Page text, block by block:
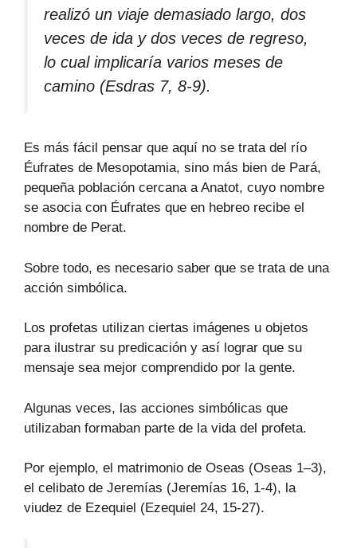
realizó un viaje demasiado largo, dos
veces de ida y dos veces de regreso,
lo cual implicaría varios meses de
camino (Esdras 7, 8-9).
Es más fácil pensar que aquí no se trata del río
Éufrates de Mesopotamia, sino más bien de Pará,
pequeña población cercana a Anatot, cuyo nombre
se asocia con Éufrates que en hebreo recibe el
nombre de Perat.
Sobre todo, es necesario saber que se trata de una
acción simbólica.
Los profetas utilizan ciertas imágenes u objetos
para ilustrar su predicación y así lograr que su
mensaje sea mejor comprendido por la gente.
Algunas veces, las acciones simbólicas que
utilizaban formaban parte de la vida del profeta.
Por ejemplo, el matrimonio de Oseas (Oseas 1–3),
el celibato de Jeremías (Jeremías 16, 1-4), la
viudez de Ezequiel (Ezequiel 24, 15-27).